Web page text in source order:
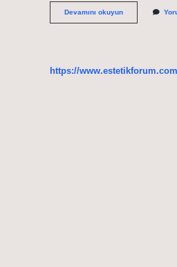
Devamını okuyunNakşibendi
Tarikatının
https://